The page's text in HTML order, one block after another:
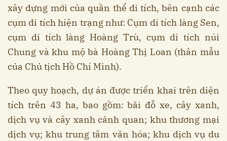
xây dựng mới của quần thể di tích, bên cạnh các
cụm di tích hiện trạng như: Cụm di tích làng Sen,
cụm di tích làng Hoàng Trù, cụm di tích núi
Chung và khu mộ bà Hoàng Thị Loan (thân mẫu
của Chủ tịch Hồ Chí Minh).
Theo quy hoạch, dự án được triển khai trên diện
tích trên 43 ha, bao gồm: bãi đỗ xe, cây xanh,
dịch vụ và cây xanh cảnh quan; khu thương mại
dịch vụ; khu trung tâm văn hóa; khu dịch vụ du